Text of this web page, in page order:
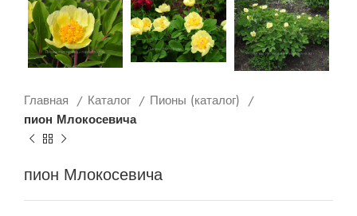
Главная Каталог
Пионы (каталог)
пион Млокосевича
пион Млокосевича